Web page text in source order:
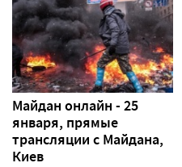
Майдан онлайн - 25
января, прямые
трансляции c Майдана,
Киев